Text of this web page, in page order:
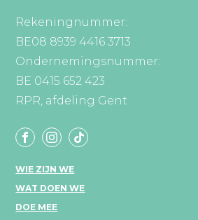
Rekeningnummer:
BE08 8939 4416 3713
Ondernemingsnummer:
BE 0415 652 423
RPR, afdeling Gent
WIE ZIJN WE
WAT DOEN WE
DOE MEE